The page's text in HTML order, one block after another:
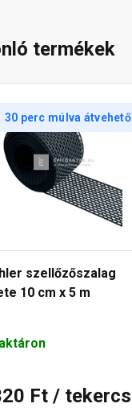
termékek
30 perc múlva átvehető
szellőzőszalag
10 cm x 5 m
Ft / tekercs